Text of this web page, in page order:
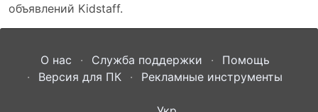
объявлений Kidstaff.
О нас Служба поддержки
Помощь
Версия для ПК
Рекламные инструменты